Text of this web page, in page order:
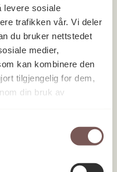
levere sosiale
trafikken vår. Vi deler
du bruker nettstedet
medier,
kan kombinere den
tilgjengelig for dem,
din bruk av